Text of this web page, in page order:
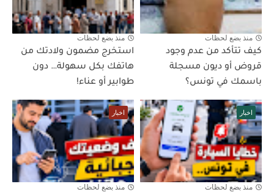
منذ بضع لحظات
كيف تتأكد من عدم وجود
قروض أو ديون مسجلة
باسمك في تونس؟
منذ بضع لحظات
استخرج مضمون ولادتك من
هاتفك بكل سهولة… دون
طوابير أو عناء!
اخبار
منذ بضع لحظات
اخبار
منذ بضع لحظات